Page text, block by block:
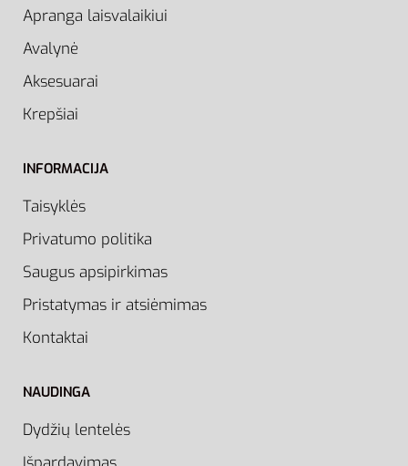
Apranga laisvalaikiui
Avalynė
Aksesuarai
Krepšiai
INFORMACIJA
Taisyklės
Privatumo politika
Saugus apsipirkimas
Pristatymas ir atsiėmimas
Kontaktai
NAUDINGA
Dydžių lentelės